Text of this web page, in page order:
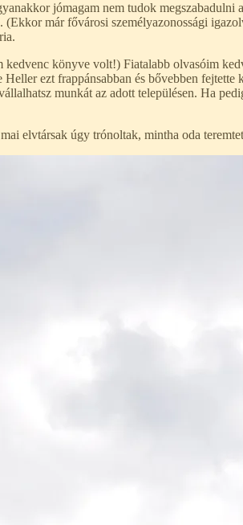
jómagam nem tudok megszabadulni
már fővárosi személyazonossági
könyve volt!) Fiatalabb olvasóim
ezt frappánsabban és bővebben
munkát az adott településen. Ha
elvtársak úgy trónoltak, mintha oda